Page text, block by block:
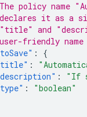
policy name
it as a
and
friendly name
:
{
:
: "If
:
"boolean"